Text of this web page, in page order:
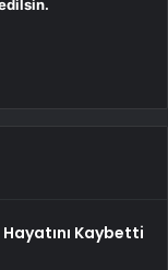
Kaybetti